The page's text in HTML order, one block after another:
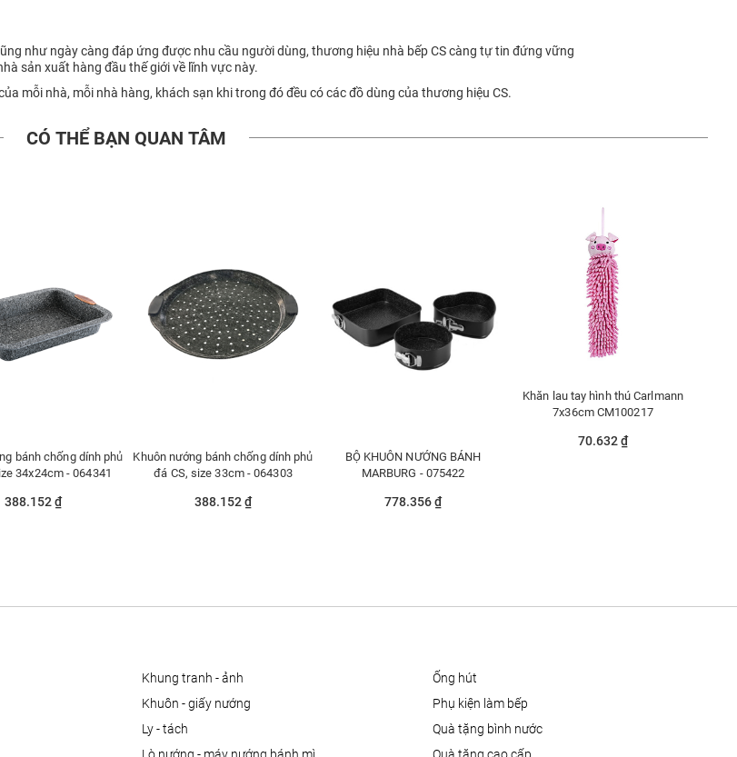
như ngày càng đáp ứng được nhu cầu người dùng, thương hiệu nhà bếp CS càng tự tin đứng vững
sản xuất hàng đầu thế giới về lĩnh vực này.
mỗi nhà, mỗi nhà hàng, khách sạn khi trong đó đều có các đồ dùng của thương hiệu CS.
CÓ THỂ BẠN QUAN TÂM
bánh chống dính phủ
34x24cm - 064341
388.152 ₫
Khuôn nướng bánh chống dính phủ
đá CS, size 33cm - 064303
388.152 ₫
BỘ KHUÔN NƯỚNG BÁNH
MARBURG - 075422
778.356 ₫
Khăn lau tay hình thú Carlmann
7x36cm CM100217
70.632 ₫
khung tranh - ảnh
khuôn - giấy nướng
ly - tách
lò nướng - máy nướng bánh mì
ống hút
phụ kiện làm bếp
quà tặng bình nước
quà tặng cao cấp